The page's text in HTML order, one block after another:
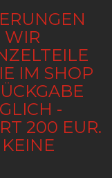
WIR
IM SHOP
-
200 EUR.